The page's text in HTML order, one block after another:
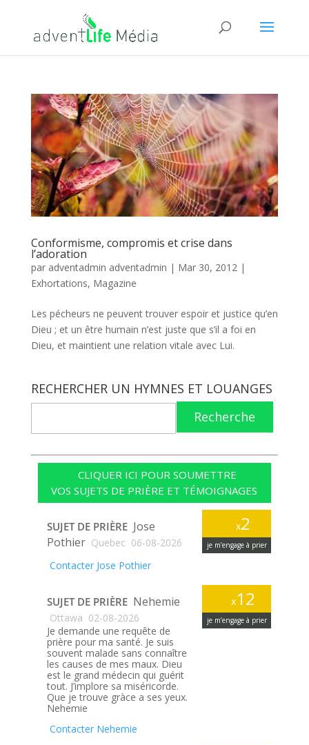
Conformisme, compromis et crise dans
l’adoration
par adventadmin adventadmin | Mar 30, 2012|
Exhortations, Magazine
Les pécheurs ne peuvent trouver espoir et justice qu’en
Dieu ; et un être humain n’est juste que s’il a foi en
Dieu, et maintient une relation vitale avec Lui.
RECHERCHER UN HYMNES ET LOUANGES
Recherche
CLIQUER ICI POUR SOUMETTRE
VOS SUJETS DE PRIÈRE ET TÉMOIGNAGES
x2
je m’engage à prier
SUJET DE PRIÈRE Jose
Pothier Quebec 06-08-2026
Contacter Jose Pothier
x12
je m’engage à prier
SUJET DE PRIÈRE Nehemie
Ottawa 02-08-2026
Je demande une requête de
prière pour ma santé. Je suis
souvent malade sans connaître
les causes de mes maux. Dieu
est le grand médecin qui guérit
tout. J’implore sa miséricorde.
Que je trouve gràce a ses yeux.
Nehemie
Contacter Nehemie